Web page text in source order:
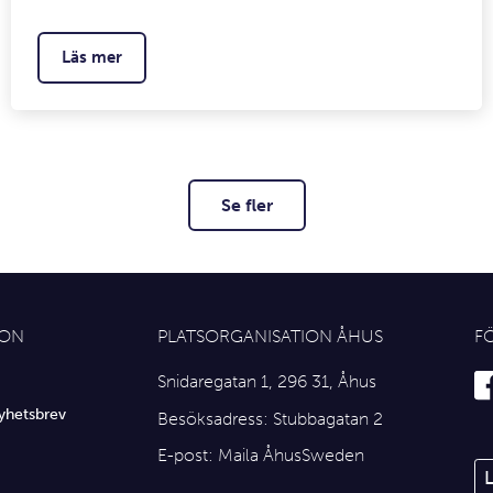
Läs mer
Se fler
PLATSORGANISATION ÅHUS
Snidaregatan 1, 296 31, Åhus
Besöksadress: Stubbagatan 2
E-post: Maila ÅhusSweden